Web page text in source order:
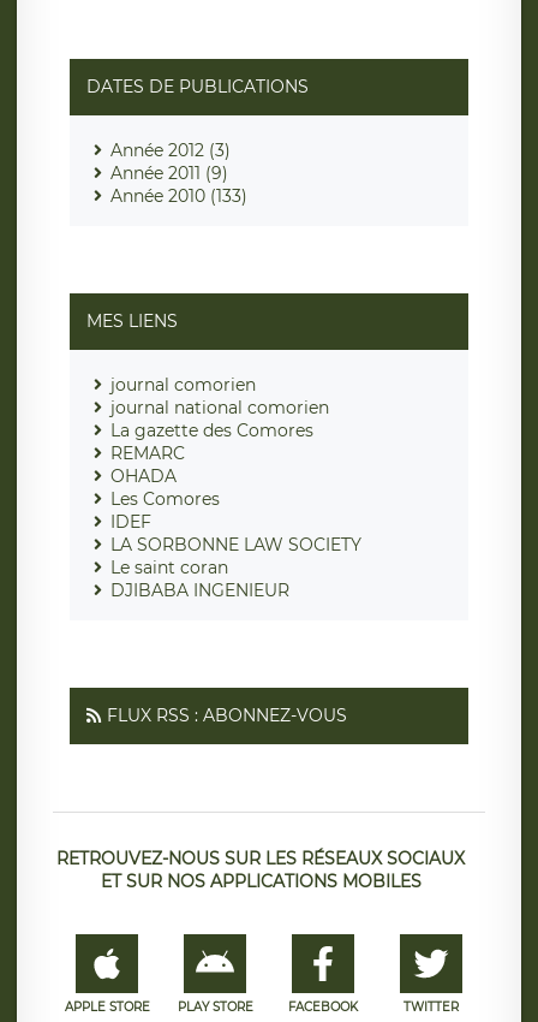
DATES DE PUBLICATIONS
Année 2012 (3)
Année 2011 (9)
Année 2010 (133)
MES LIENS
journal comorien
journal national comorien
La gazette des Comores
REMARC
OHADA
Les Comores
IDEF
LA SORBONNE LAW SOCIETY
Le saint coran
DJIBABA INGENIEUR
FLUX RSS : ABONNEZ-VOUS
RETROUVEZ-NOUS SUR LES RÉSEAUX SOCIAUX
ET SUR NOS APPLICATIONS MOBILES
APPLE STORE PLAY STORE FACEBOOK TWITTER